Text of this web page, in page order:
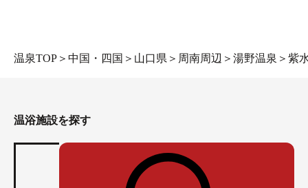
温泉TOP ＞ 中国・四国 ＞ 山口県 ＞ 周南周辺 ＞ 湯野温泉 ＞ 紫
温浴施設を探す